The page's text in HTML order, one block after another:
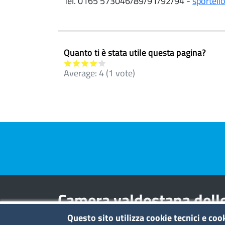
Quanto ti è stata utile questa pagina?
Average:4(1 vote)
Camera valdostana
entreprises et des
Questo sito utilizza cookie tecnici e